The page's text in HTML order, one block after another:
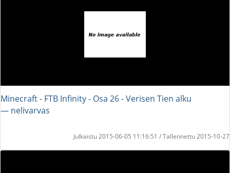
Minecraft - FTB Infinity - Osa 26 - Verisen Tien alku
― nelivarvas
Julkaistu 2015-06-05 11:16:51 / Tallennettu 2015-10-27